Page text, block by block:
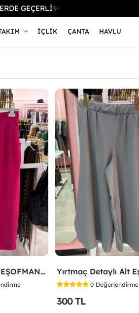
GEÇERLİ✨
İÇLIK ÇANTA HAVLU
KALIN LASTİK EŞOFMAN ALTI Fuşya
0 Değerlendirme
300 TL